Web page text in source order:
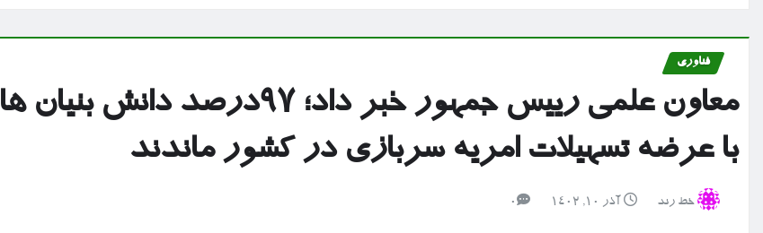
فناوری
معاون علمی رییس جمهور خبر داد؛ ۹۷درصد دانش بنیان ها
با عرضه تسهیلات امریه سربازی در کشور ماندند
خط رند آذر ۱۰, ۱۴۰۲ 0